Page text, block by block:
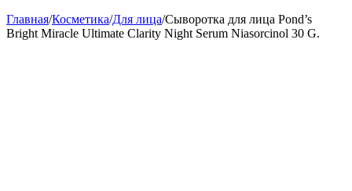
Главная/Косметика/Для лица/Сыворотка для лица Pond’s
Bright Miracle Ultimate Clarity Night Serum Niasorcinol 30 G.